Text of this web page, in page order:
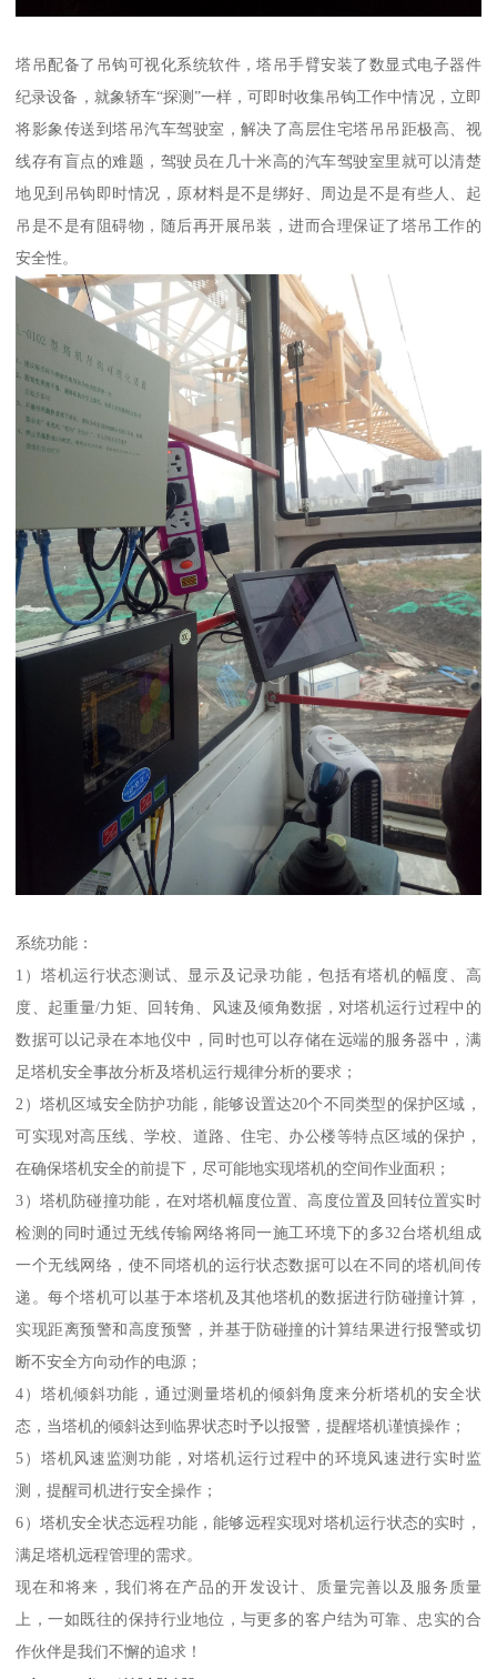
塔吊配备了吊钩可视化系统软件，塔吊手臂安装了数显式电子器件
纪录设备，就象轿车“探测”一样，可即时收集吊钩工作中情况，立即
将影象传送到塔吊汽车驾驶室，解决了高层住宅塔吊吊距极高、视
线存有盲点的难题，驾驶员在几十米高的汽车驾驶室里就可以清楚
地见到吊钩即时情况，原材料是不是绑好、周边是不是有些人、起
吊是不是有阻碍物，随后再开展吊装，进而合理保证了塔吊工作的
安全性。
系统功能：
1）塔机运行状态测试、显示及记录功能，包括有塔机的幅度、高
度、起重量/力矩、回转角、风速及倾角数据，对塔机运行过程中的
数据可以记录在本地仪中，同时也可以存储在远端的服务器中，满
足塔机安全事故分析及塔机运行规律分析的要求；
2）塔机区域安全防护功能，能够设置达20个不同类型的保护区域，
可实现对高压线、学校、道路、住宅、办公楼等特点区域的保护，
在确保塔机安全的前提下，尽可能地实现塔机的空间作业面积；
3）塔机防碰撞功能，在对塔机幅度位置、高度位置及回转位置实时
检测的同时通过无线传输网络将同一施工环境下的多32台塔机组成
一个无线网络，使不同塔机的运行状态数据可以在不同的塔机间传
递。每个塔机可以基于本塔机及其他塔机的数据进行防碰撞计算，
实现距离预警和高度预警，并基于防碰撞的计算结果进行报警或切
断不安全方向动作的电源；
4）塔机倾斜功能，通过测量塔机的倾斜角度来分析塔机的安全状
态，当塔机的倾斜达到临界状态时予以报警，提醒塔机谨慎操作；
5）塔机风速监测功能，对塔机运行过程中的环境风速进行实时监
测，提醒司机进行安全操作；
6）塔机安全状态远程功能，能够远程实现对塔机运行状态的实时，
满足塔机远程管理的需求。
现在和将来，我们将在产品的开发设计、质量完善以及服务质量
上，一如既往的保持行业地位，与更多的客户结为可靠、忠实的合
作伙伴是我们不懈的追求！